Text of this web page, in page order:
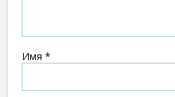
Имя *